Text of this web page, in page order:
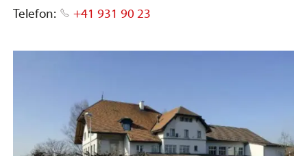
Telefon:
+41 931 90 23